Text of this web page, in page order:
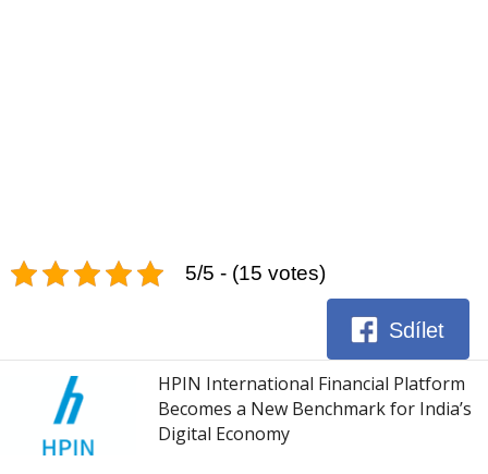
5/5 - (15 votes)
Sdílet
HPIN International Financial Platform
Becomes a New Benchmark for India’s
Digital Economy